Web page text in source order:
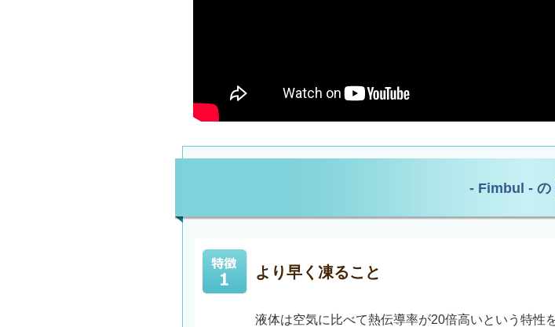
- Fimbul - の
より早く凍ること
液体は空気に比べて熱伝導率が20倍高いという特性